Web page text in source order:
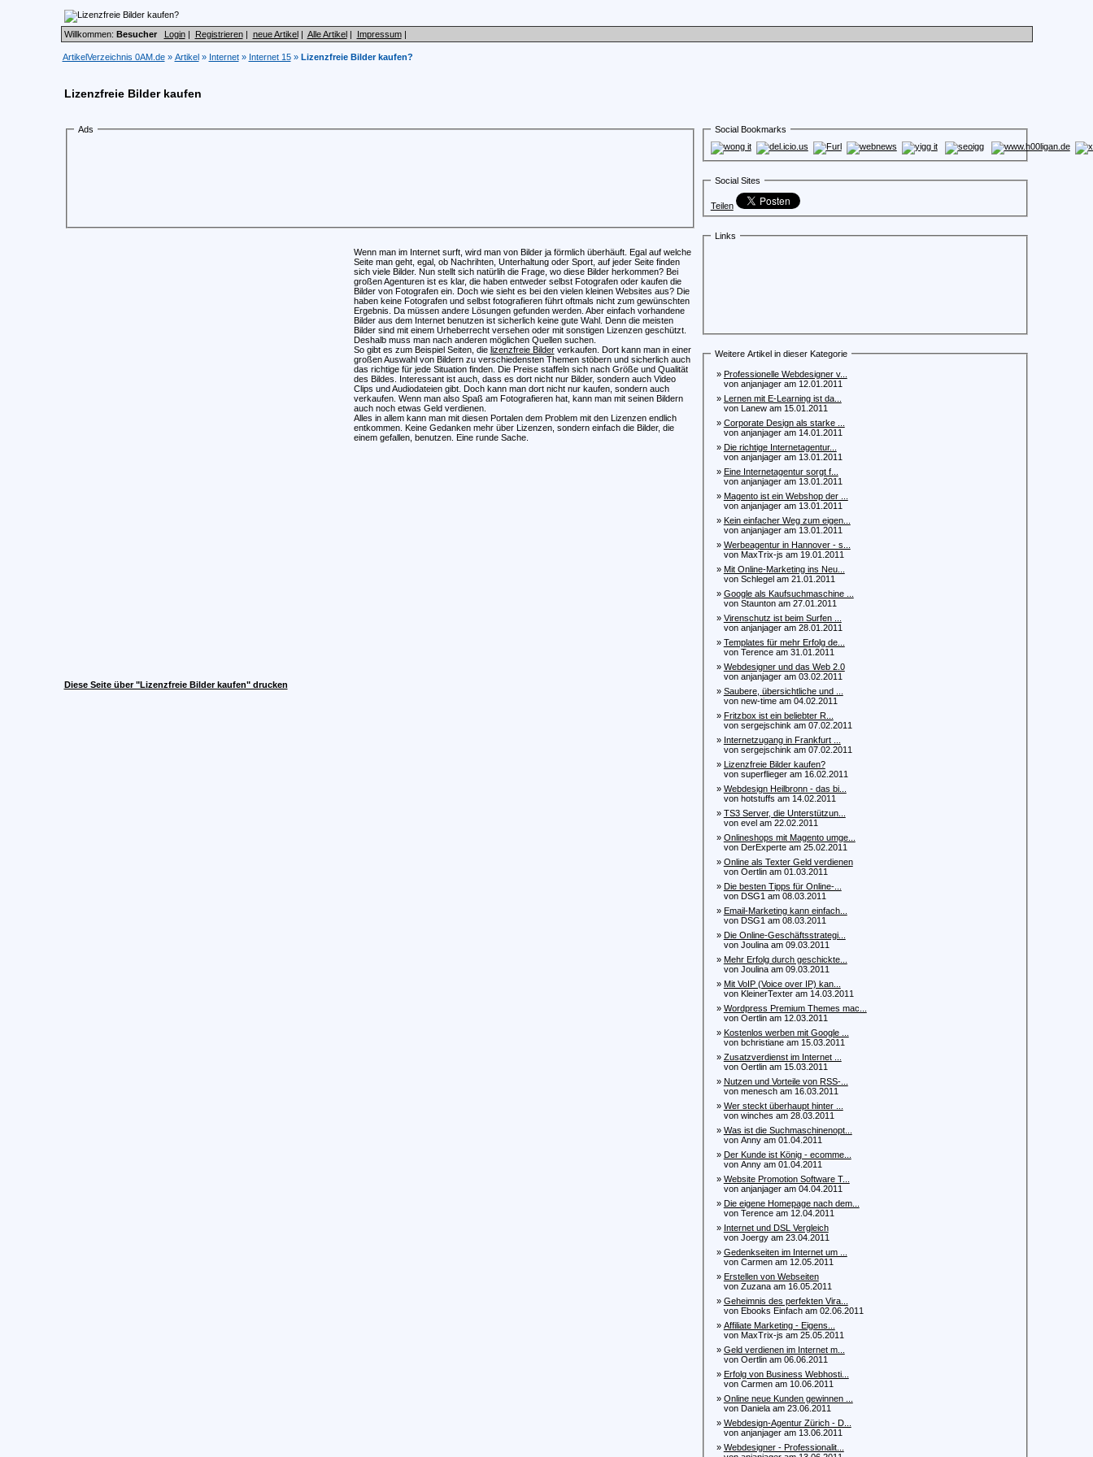
Willkommen: Besucher Login| Registrieren| neue Artikel| Alle Artikel| Impressum|
ArtikelVerzeichnis 0AM.de» Artikel» Internet» Internet 15» Lizenzfreie Bilder kaufen?
Lizenzfreie Bilder kaufen
Ads
Wenn man im Internet surft, wird man von Bilder ja förmlich überhäuft. Egal auf welche
Seite man geht, egal, ob Nachrihten, Unterhaltung oder Sport, auf jeder Seite finden
sich viele Bilder. Nun stellt sich natürlih die Frage, wo diese Bilder herkommen? Bei
großen Agenturen ist es klar, die haben entweder selbst Fotografen oder kaufen die
Bilder von Fotografen ein. Doch wie sieht es bei den vielen kleinen Websites aus? Die
haben keine Fotografen und selbst fotografieren führt oftmals nicht zum gewünschten
Ergebnis. Da müssen andere Lösungen gefunden werden. Aber einfach vorhandene
Bilder aus dem Internet benutzen ist sicherlich keine gute Wahl. Denn die meisten
Bilder sind mit einem Urheberrecht versehen oder mit sonstigen Lizenzen geschützt.
Deshalb muss man nach anderen möglichen Quellen suchen.
So gibt es zum Beispiel Seiten, die lizenzfreie Bilderverkaufen. Dort kann man in einer
großen Auswahl von Bildern zu verschiedensten Themen stöbern und sicherlich auch
das richtige für jede Situation finden. Die Preise staffeln sich nach Größe und Qualität
des Bildes. Interessant ist auch, dass es dort nicht nur Bilder, sondern auch Video
Clips und Audiodateien gibt. Doch kann man dort nicht nur kaufen, sondern auch
verkaufen. Wenn man also Spaß am Fotografieren hat, kann man mit seinen Bildern
auch noch etwas Geld verdienen.
Alles in allem kann man mit diesen Portalen dem Problem mit den Lizenzen endlich
entkommen. Keine Gedanken mehr über Lizenzen, sondern einfach die Bilder, die
einem gefallen, benutzen. Eine runde Sache.
Diese Seite über "Lizenzfreie Bilder kaufen" drucken
Social Bookmarks
Social Sites
Teilen
Links
Weitere Artikel in dieser Kategorie
» Professionelle Webdesigner v...
von anjanjager am 12.01.2011
» Lernen mit E-Learning ist da...
von Lanew am 15.01.2011
» Corporate Design als starke ...
von anjanjager am 14.01.2011
» Die richtige Internetagentur...
von anjanjager am 13.01.2011
» Eine Internetagentur sorgt f...
von anjanjager am 13.01.2011
» Magento ist ein Webshop der ...
von anjanjager am 13.01.2011
» Kein einfacher Weg zum eigen...
von anjanjager am 13.01.2011
» Werbeagentur in Hannover - s...
von MaxTrix-js am 19.01.2011
» Mit Online-Marketing ins Neu...
von Schlegel am 21.01.2011
» Google als Kaufsuchmaschine ...
von Staunton am 27.01.2011
» Virenschutz ist beim Surfen ...
von anjanjager am 28.01.2011
» Templates für mehr Erfolg de...
von Terence am 31.01.2011
» Webdesigner und das Web 2.0
von anjanjager am 03.02.2011
» Saubere, übersichtliche und ...
von new-time am 04.02.2011
» Fritzbox ist ein beliebter R...
von sergejschink am 07.02.2011
» Internetzugang in Frankfurt ...
von sergejschink am 07.02.2011
» Lizenzfreie Bilder kaufen?
von superflieger am 16.02.2011
» Webdesign Heilbronn - das bi...
von hotstuffs am 14.02.2011
» TS3 Server, die Unterstützun...
von evel am 22.02.2011
» Onlineshops mit Magento umge...
von DerExperte am 25.02.2011
» Online als Texter Geld verdienen
von Oertlin am 01.03.2011
» Die besten Tipps für Online-...
von DSG1 am 08.03.2011
» Email-Marketing kann einfach...
von DSG1 am 08.03.2011
» Die Online-Geschäftsstrategi...
von Joulina am 09.03.2011
» Mehr Erfolg durch geschickte...
von Joulina am 09.03.2011
» Mit VoIP (Voice over IP) kan...
von KleinerTexter am 14.03.2011
» Wordpress Premium Themes mac...
von Oertlin am 12.03.2011
» Kostenlos werben mit Google ...
von bchristiane am 15.03.2011
» Zusatzverdienst im Internet ...
von Oertlin am 15.03.2011
» Nutzen und Vorteile von RSS-...
von menesch am 16.03.2011
» Wer steckt überhaupt hinter ...
von winches am 28.03.2011
» Was ist die Suchmaschinenopt...
von Anny am 01.04.2011
» Der Kunde ist König - ecomme...
von Anny am 01.04.2011
» Website Promotion Software T...
von anjanjager am 04.04.2011
» Die eigene Homepage nach dem...
von Terence am 12.04.2011
» Internet und DSL Vergleich
von Joergy am 23.04.2011
» Gedenkseiten im Internet um ...
von Carmen am 12.05.2011
» Erstellen von Webseiten
von Zuzana am 16.05.2011
» Geheimnis des perfekten Vira...
von Ebooks Einfach am 02.06.2011
» Affiliate Marketing - Eigens...
von MaxTrix-js am 25.05.2011
» Geld verdienen im Internet m...
von Oertlin am 06.06.2011
» Erfolg von Business Webhosti...
von Carmen am 10.06.2011
» Online neue Kunden gewinnen ...
von Daniela am 23.06.2011
» Webdesign-Agentur Zürich - D...
von anjanjager am 13.06.2011
» Webdesigner - Professionalit...